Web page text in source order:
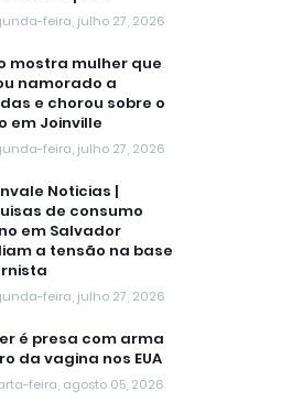
feira, julho 27, 2026
mostra mulher que
namorado a
e chorou sobre o
em Joinville
feira, julho 27, 2026
Noticias |
de consumo
em Salvador
a tensão na base
feira, julho 27, 2026
é presa com arma
da vagina nos EUA
feira, agosto 05, 2026